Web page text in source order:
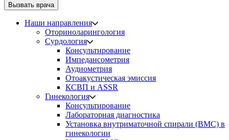
Вызвать врача
Наши направления
Оториноларингология
Сурдология
Консультирование
Импедансометрия
Аудиометрия
Отоакустическая эмиссия
КСВП и ASSR
Гинекология
Консультирование
Лабораторная диагностика
Установка внутриматочной спирали (ВМС) в
гинекологии